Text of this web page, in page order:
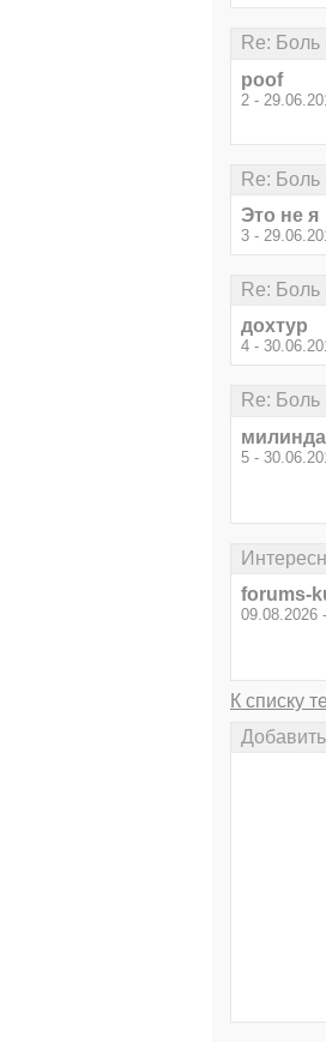
Re: Боль
poof
2 -
Re: Боль
Это не я
3 -
Re: Боль
дохтур
4 -
Re: Боль
милинда
5 -
forums-
09.08.2026
К списку